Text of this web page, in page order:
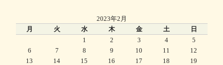
2023年2月
月
火 水 木 金 土 日
1 2 3 4
5
6
7 8 9 10 11
12
13
14 15 16 17 18
19